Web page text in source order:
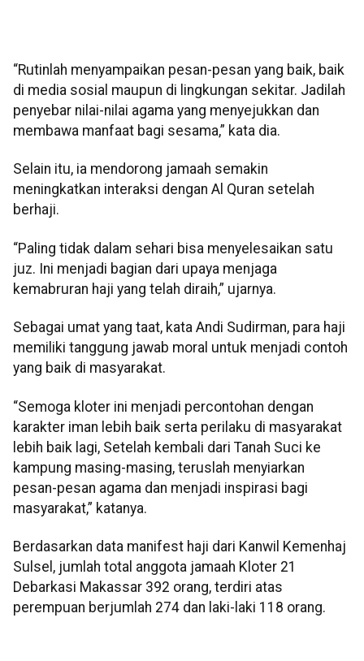
“Rutinlah menyampaikan pesan-pesan yang baik, baik
di media sosial maupun di lingkungan sekitar. Jadilah
penyebar nilai-nilai agama yang menyejukkan dan
membawa manfaat bagi sesama,” kata dia.
Selain itu, ia mendorong jamaah semakin
meningkatkan interaksi dengan Al Quran setelah
berhaji.
“Paling tidak dalam sehari bisa menyelesaikan satu
juz. Ini menjadi bagian dari upaya menjaga
kemabruran haji yang telah diraih,” ujarnya.
Sebagai umat yang taat, kata Andi Sudirman, para haji
memiliki tanggung jawab moral untuk menjadi contoh
yang baik di masyarakat.
“Semoga kloter ini menjadi percontohan dengan
karakter iman lebih baik serta perilaku di masyarakat
lebih baik lagi, Setelah kembali dari Tanah Suci ke
kampung masing-masing, teruslah menyiarkan
pesan-pesan agama dan menjadi inspirasi bagi
masyarakat,” katanya.
Berdasarkan data manifest haji dari Kanwil Kemenhaj
Sulsel, jumlah total anggota jamaah Kloter 21
Debarkasi Makassar 392 orang, terdiri atas
perempuan berjumlah 274 dan laki-laki 118 orang.